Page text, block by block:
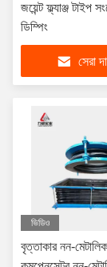
জয়েন্ট ফ্ল্যাঞ্জ টাইপ
ডিম্পিং
সেরা
ভিডিও
বৃত্তাকার নন-